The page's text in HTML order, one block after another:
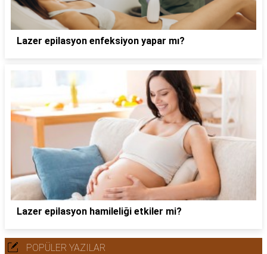
Lazer epilasyon enfeksiyon yapar mı?
Lazer epilasyon hamileliği etkiler mi?
POPÜLER YAZILAR